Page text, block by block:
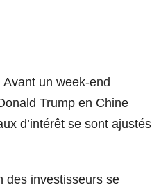
un week-end
Trump en Chine
d’intérêt se sont ajustés
des investisseurs se